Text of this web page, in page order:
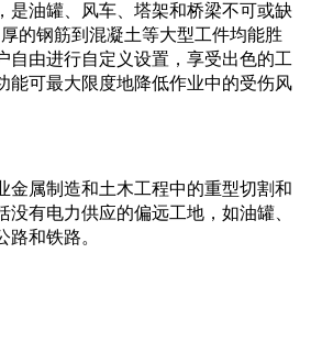
是油罐、风车、塔架和桥梁不可或缺
的钢筋到混凝土等大型工件均能胜
自由进行自定义设置，享受出色的工
能可最大限度地降低作业中的受伤风
金属制造和土木工程中的重型切割和
有电力供应的偏远工地，如油罐、
和铁路。